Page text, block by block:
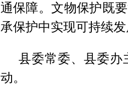
通保障。文物保护既
承保护中实现可持续
县委常委、县委办
动。